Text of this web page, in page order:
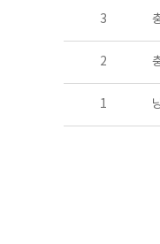
3
2
1